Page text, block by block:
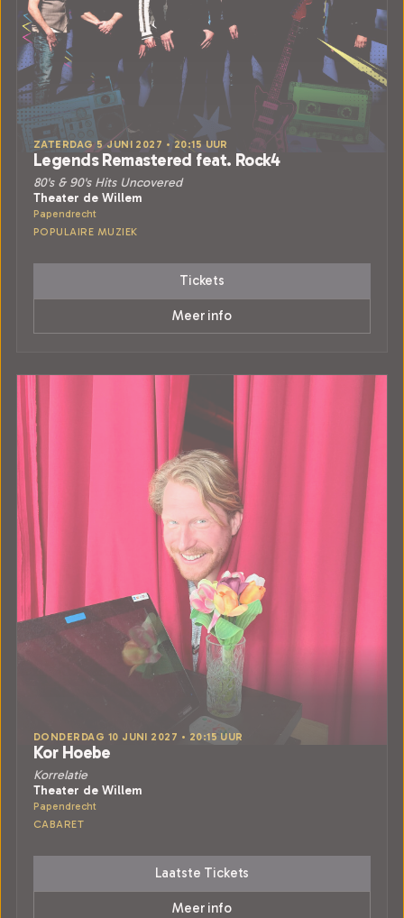
ZATERDAG 5 JUNI 2027 • 20:15 UUR
Legends Remastered feat. Rock4
80's & 90's Hits Uncovered
Theater de Willem
Papendrecht
POPULAIRE MUZIEK
Tickets
Meer info
DONDERDAG 10 JUNI 2027 • 20:15 UUR
Kor Hoebe
Korrelatie
Theater de Willem
Papendrecht
CABARET
Laatste Tickets
Meer info